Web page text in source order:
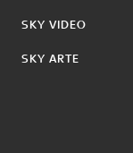
SKY VIDEO
SKY ARTE